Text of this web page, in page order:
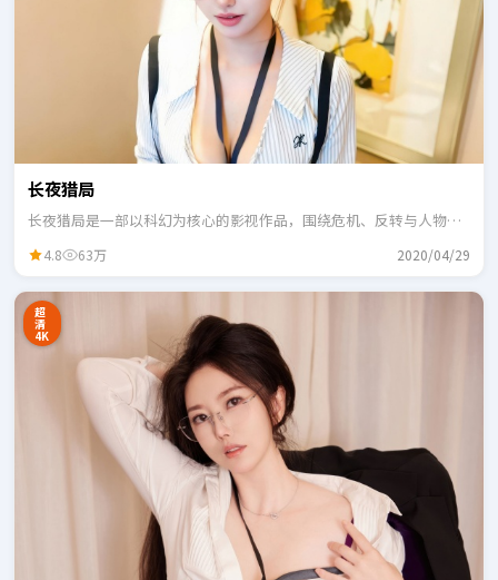
长夜猎局
长夜猎局是一部以科幻为核心的影视作品，围绕危机、反转与人物成
4.8 63万 2020/04/29
超
清
4K